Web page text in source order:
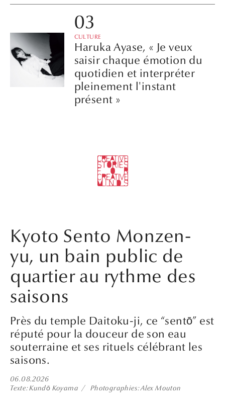
CULTURE
Haruka Ayase, « Je veux
saisir chaque émotion du
quotidien et interpréter
pleinement l'instant
présent »
Kyoto Sento Monzen-
yu, un bain public de
quartier au rythme des
saisons
Près du temple Daitoku-ji, ce “sentō” est
réputé pour la douceur de son eau
souterraine et ses rituels célébrant les
saisons.
06.08.2026
Texte Kundō Koyama Photographies Alex Mouton